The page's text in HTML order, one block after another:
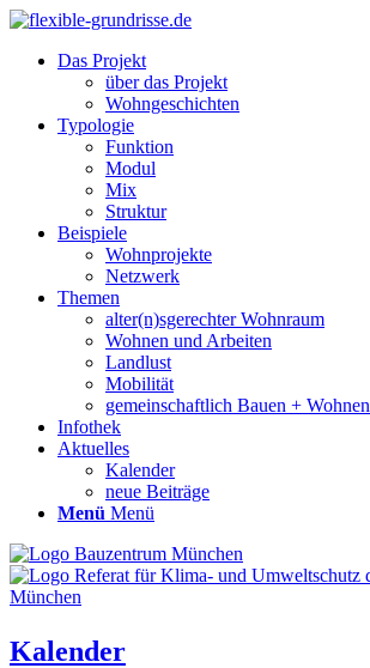
Das Projekt
über das Projekt
Wohngeschichten
Typologie
Funktion
Modul
Mix
Struktur
Beispiele
Wohnprojekte
Netzwerk
Themen
alter(n)sgerechter Wohnraum
Wohnen und Arbeiten
Landlust
Mobilität
gemeinschaftlich Bauen + Wohnen
Infothek
Aktuelles
Kalender
neue Beiträge
Menü Menü
Kalender